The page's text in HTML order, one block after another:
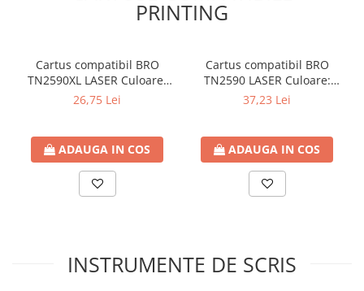
Creta si creioane cerate
Ghiozdane si Genti
Instrumente geometrie
Plastelina
Seturi creative
Spray-uri acrilice
Cartuse originale Brother
PRINTING
Cartus compatibil BRO
TN2590XL LASER Culoare:
black Numar Pagini: 3000
26,75 Lei
ADAUGA IN COS
Cartus compatibil BRO
TN2590 LASER Culoare:
black Numar Pagini: 1200
37,23 Lei
ADAUGA IN COS
INSTRUMENTE DE SCRIS